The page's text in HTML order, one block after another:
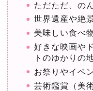
ただただ、の
世界遺産や絶
美味しい食べ
好きな映画や
トのゆかりの
お祭りやイベ
芸術鑑賞（美